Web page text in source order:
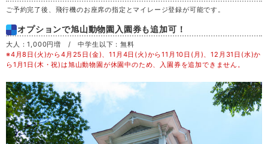
月 31
ご予約完了後、飛行機のお座席の指定とマイレージ登録が可能です。
オプションで旭山動物園入園券も追加可！
大人：1,000円増 / 中学生以下：無料
※4月8日(火)から4月25日(金)、11月4日(火)から11月10日(月)、12月31日(水)か
ら1月1日(木・祝)は旭山動物園が休園中のため、入園券を追加できません。